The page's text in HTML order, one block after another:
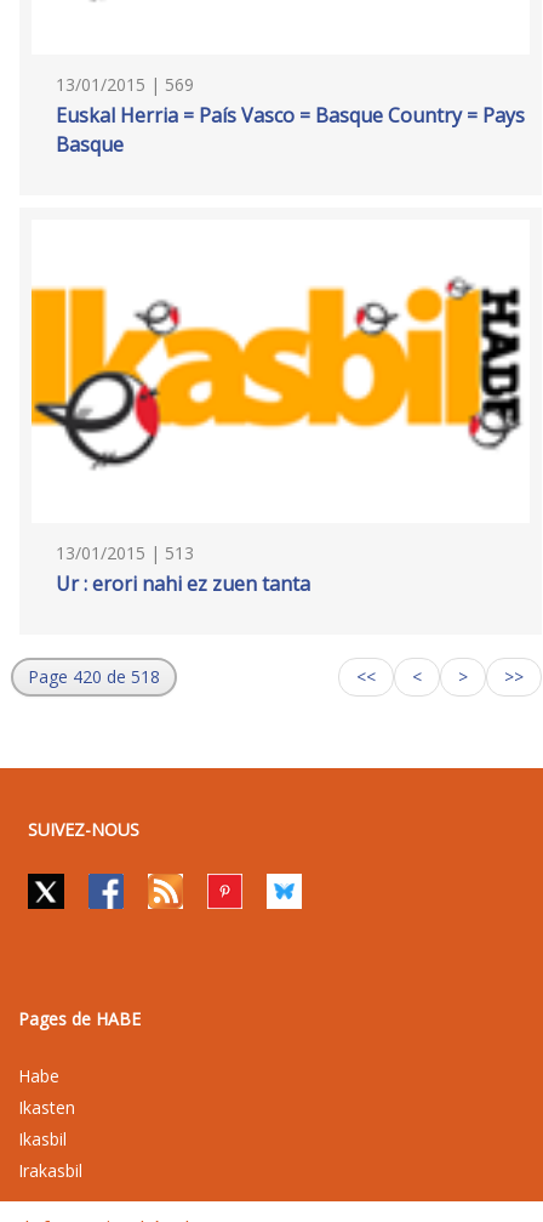
13/01/2015 | 569
Euskal Herria = País Vasco = Basque Country = Pays
Basque
13/01/2015 | 513
Ur : erori nahi ez zuen tanta
Page 420 de 518 << < > >>
SUIVEZ-NOUS
Pages de HABE
Habe
Ikasten
Ikasbil
Irakasbil